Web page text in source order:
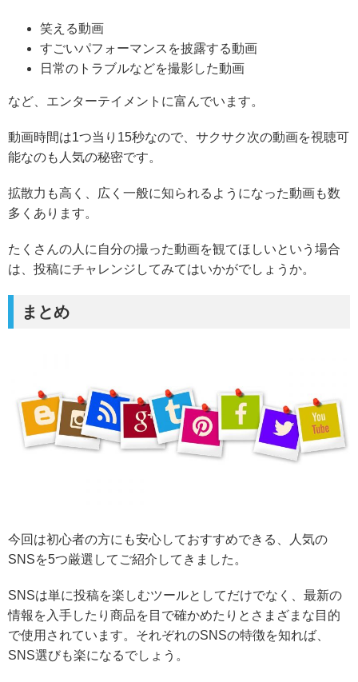
笑える動画
すごいパフォーマンスを披露する動画
日常のトラブルなどを撮影した動画
など、エンターテイメントに富んでいます。
動画時間は1つ当り15秒なので、サクサク次の動画を視聴可
能なのも人気の秘密です。
拡散力も高く、広く一般に知られるようになった動画も数
多くあります。
たくさんの人に自分の撮った動画を観てほしいという場合
は、投稿にチャレンジしてみてはいかがでしょうか。
まとめ
今回は初心者の方にも安心しておすすめできる、人気の
SNSを5つ厳選してご紹介してきました。
SNSは単に投稿を楽しむツールとしてだけでなく、最新の
情報を入手したり商品を目で確かめたりとさまざまな目的
で使用されています。それぞれのSNSの特徴を知れば、
SNS選びも楽になるでしょう。